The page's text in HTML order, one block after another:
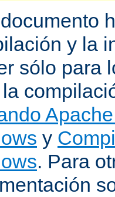
y la
sólo para
y
. Para